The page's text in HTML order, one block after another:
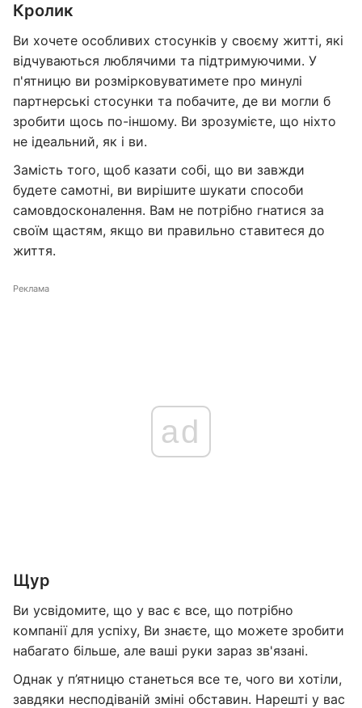
Кролик
Ви хочете особливих стосунків у своєму житті, які
відчуваються люблячими та підтримуючими. У
п'ятницю ви розмірковуватимете про минулі
партнерські стосунки та побачите, де ви могли б
зробити щось по-іншому. Ви зрозумієте, що ніхто
не ідеальний, як і ви.
Замість того, щоб казати собі, що ви завжди
будете самотні, ви вирішите шукати способи
самовдосконалення. Вам не потрібно гнатися за
своїм щастям, якщо ви правильно ставитеся до
життя.
Реклама
ad
Щур
Ви усвідомите, що у вас є все, що потрібно
компанії для успіху, Ви знаєте, що можете зробити
набагато більше, але ваші руки зараз зв'язані.
Однак у п’ятницю станеться все те, чого ви хотіли,
завдяки несподіваній зміні обставин. Нарешті у вас